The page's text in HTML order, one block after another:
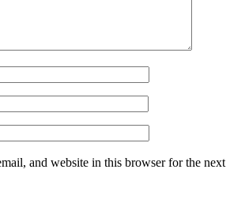
and website in this browser for the next